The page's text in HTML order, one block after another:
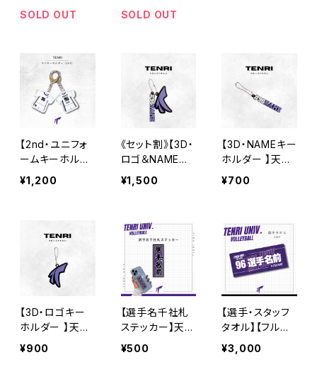
SOLD OUT
SOLD OUT
【2nd・ユニフォ
ームキーホルダ
ー】天理大学男
子バレー部
¥1,200
《セット割》【3D・
ロゴ＆NAMEキ
ーホルダー 】天
理大学男子バレ
¥1,500
【3D・NAMEキー
ホルダー 】天理
大学男子バレー
¥700
【3D・ロゴキー
ホルダー 】天理
大学男子バレー
¥900
【選手名千社札
ステッカー】天理
大学男子バレー
¥500
【選手・スタッフ
タオル】【フルネ
ーム】天理大学
男子バレー部
¥3,000